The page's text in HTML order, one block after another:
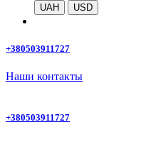
UAH USD
+380503911727
Наши контакты
+380503911727